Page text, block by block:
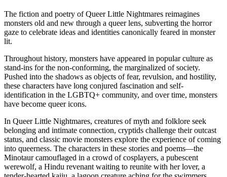
The fiction and poetry ofQueer Little Nightmares reimagines
monsters old and new through a queer lens, subverting the horror
gaze to celebrate ideas and identities canonically feared in monster
lit.
Throughout history, monsters have appeared in popular culture as
stand-ins for the non-conforming, the marginalized of society.
Pushed into the shadows as objects of fear, revulsion, and hostility,
these characters have long conjured fascination and self-
identification in the LGBTQ+ community, and over time, monsters
have become queer icons.
In Queer Little Nightmares, creatures of myth and folklore seek
belonging and intimate connection, cryptids challenge their outcast
status, and classic movie monsters explore the experience of coming
into queerness. The characters in these stories and poems—the
Minotaur camouflaged in a crowd of cosplayers, a pubescent
werewolf, a Hindu revenant waiting to reunite with her lover, a